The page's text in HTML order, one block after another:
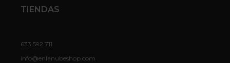
TIENDAS
633 592 711
info@enlanubeshop.com